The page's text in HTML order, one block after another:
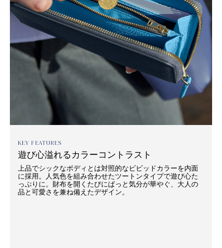
KEY FEATURES
遊び心溢れるカラーコントラスト
上品でシックなボディとは対照的なビビッドカラーを内面
に採用。人気色を組み合わせたツートンタイプで遊び心た
っぷりに。財布を開くたびにぱっと気分が華やぐ、大人の
品と可愛さを兼ね備えたデザイン。